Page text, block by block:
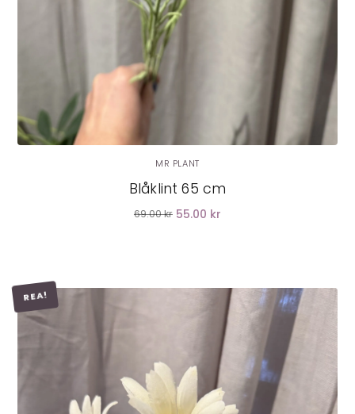
MR PLANT
Blåklint 65 cm
69.00 kr 55.00 kr
REA!